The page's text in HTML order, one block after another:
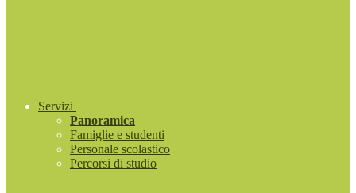
Servizi
Panoramica
Famiglie e studenti
Personale scolastico
Percorsi di studio